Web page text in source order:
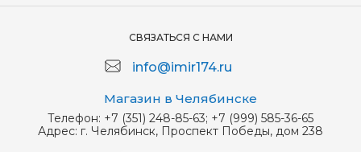
СВЯЗАТЬСЯ С НАМИ
info@imir174.ru
Магазин в Челябинске
Телефон: +7 (351) 248-85-63; +7 (999) 585-36-65
Адрес: г. Челябинск, Проспект Победы, дом 238